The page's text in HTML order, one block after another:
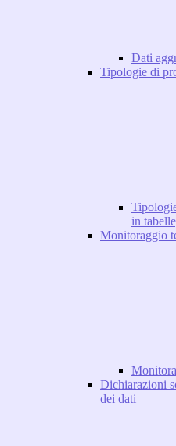
Dati
Tipologie di
in
Monitoraggio
Dichiarazioni
dei dati